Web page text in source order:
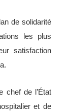
de solidarité
les plus
satisfaction
chef de l’État
et de